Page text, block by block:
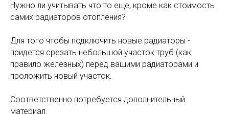
Нужно ли учитывать что то еще, кроме как стоимость
самих радиаторов отопления?
Для того чтобы подключить новые радиаторы -
придется срезать небольшой участок труб (как
правило железных) перед вашими радиаторами и
проложить новый участок.
Соответственно потребуется дополнительный
материал.